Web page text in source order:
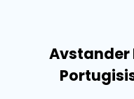
Avstander